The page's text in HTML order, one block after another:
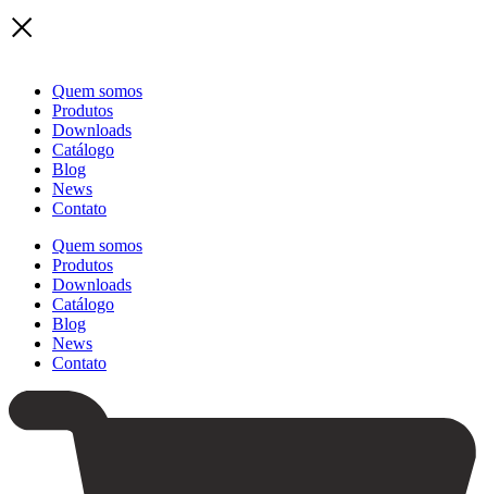
Quem somos
Produtos
Downloads
Catálogo
Blog
News
Contato
Quem somos
Produtos
Downloads
Catálogo
Blog
News
Contato